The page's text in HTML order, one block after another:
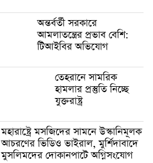
অন্তর্বর্তী সরকারে
আমলাতন্ত্রের প্রভাব বেশি:
টিআইবির অভিযোগ
তেহরানে সামরিক
হামলার প্রস্তুতি নিচ্ছে
যুক্তরাষ্ট্র
মহারাষ্ট্রে মসজিদের সামনে উস্কানিমূলক
আচরণের ভিডিও ভাইরাল, মুর্শিদাবাদে
মুসলিমদের দোকানপাটে অগ্নিসংযোগ